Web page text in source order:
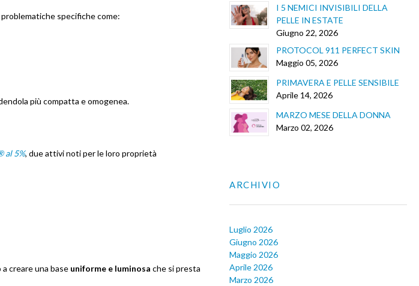
specifiche come:
più compatta e omogenea.
al 5%, due attivi noti per le loro proprietà
creare una base uniforme e luminosa che si presta
I 5 NEMICI INVISIBILI DELLA
PELLE IN ESTATE
Giugno 22, 2026
PROTOCOL 911 PERFECT SKIN
Maggio 05, 2026
PRIMAVERA E PELLE SENSIBILE
Aprile 14, 2026
MARZO MESE DELLA DONNA
Marzo 02, 2026
ARCHIVIO
Luglio 2026
Giugno 2026
Maggio 2026
Aprile 2026
Marzo 2026